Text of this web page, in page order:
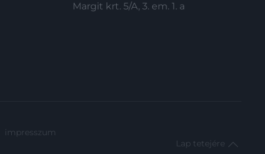
Margit krt. 5/A, 3. em. 1. a
impresszum
Lap tetejére